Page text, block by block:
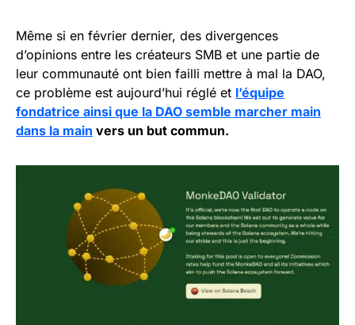
Même si en février dernier, des divergences
d’opinions entre les créateurs SMB et une partie de
leur communauté ont bien failli mettre à mal la DAO,
ce problème est aujourd’hui réglé et l’équipe
fondatrice ainsi que la DAO semble marcher main
dans la main vers un but commun.